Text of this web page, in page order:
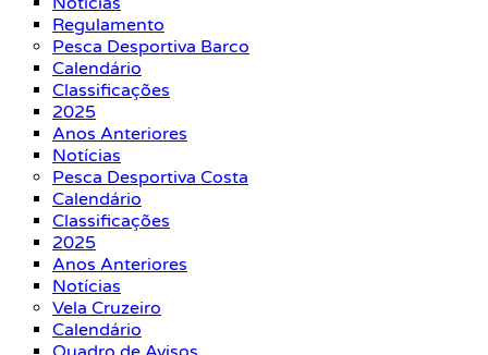
Regulamento
Pesca Desportiva Barco
Calendário
Classificações
2025
Anos Anteriores
Notícias
Pesca Desportiva Costa
Calendário
Classificações
2025
Anos Anteriores
Notícias
Vela Cruzeiro
Calendário